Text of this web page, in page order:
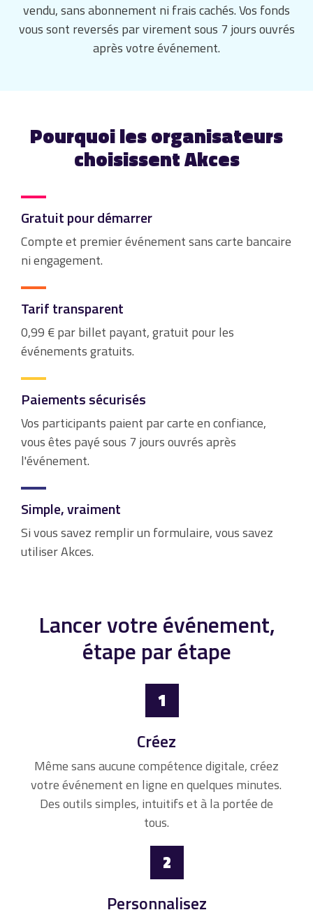
vendu, sans abonnement ni frais cachés. Vos fonds
vous sont reversés par virement sous 7 jours ouvrés
après votre événement.
Pourquoi les organisateurs
choisissent Akces
Gratuit pour démarrer
Compte et premier événement sans carte bancaire
ni engagement.
Tarif transparent
0,99 € par billet payant, gratuit pour les
événements gratuits.
Paiements sécurisés
Vos participants paient par carte en confiance,
vous êtes payé sous 7 jours ouvrés après
l'événement.
Simple, vraiment
Si vous savez remplir un formulaire, vous savez
utiliser Akces.
Lancer votre événement,
étape par étape
1
Créez
Même sans aucune compétence digitale, créez
votre événement en ligne en quelques minutes.
Des outils simples, intuitifs et à la portée de
tous.
2
Personnalisez